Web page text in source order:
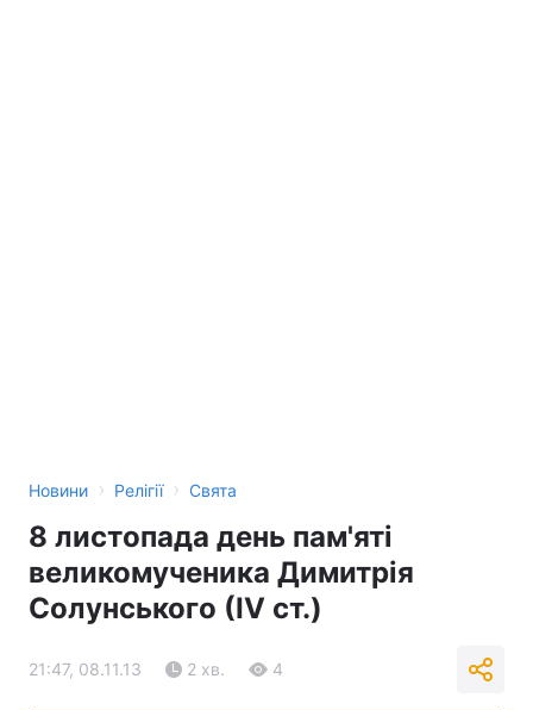
Новини › Релігії › Свята
8 листопада день пам'яті
великомученика Димитрія
Солунського (ІV ст.)
21:47, 08.11.13 2 хв. 4